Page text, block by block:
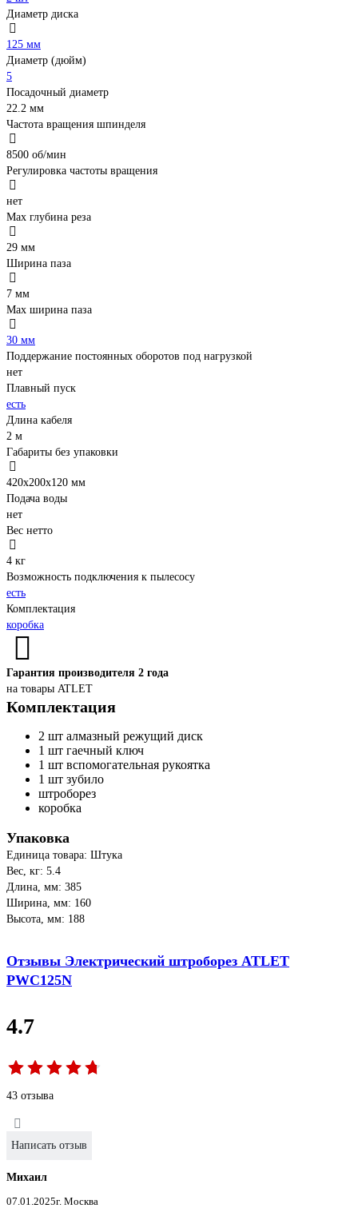
Диаметр диска
125 мм
Диаметр (дюйм)
5
Посадочный диаметр
22.2 мм
Частота вращения шпинделя
8500 об/мин
Регулировка частоты вращения
нет
Max глубина реза
29 мм
Ширина паза
7 мм
Max ширина паза
30 мм
Поддержание постоянных оборотов под нагрузкой
нет
Плавный пуск
есть
Длина кабеля
2 м
Габариты без упаковки
420x200x120 мм
Подача воды
нет
Вес нетто
4 кг
Возможность подключения к пылесосу
есть
Комплектация
коробка
Гарантия производителя 2 года
на товары ATLET
Комплектация
2 шт алмазный режущий диск
1 шт гаечный ключ
1 шт вспомогательная рукоятка
1 шт зубило
штроборез
коробка
Упаковка
Единица товара: Штука
Вес, кг: 5.4
Длина, мм: 385
Ширина, мм: 160
Высота, мм: 188
Отзывы Электрический штроборез ATLET
PWC125N
4.7
43 отзыва
Написать отзыв
Михаил
07.01.2025г. Москва